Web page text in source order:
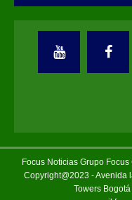
Focus Noticias Grupo
Copyright@2023 - Avenida
Towers